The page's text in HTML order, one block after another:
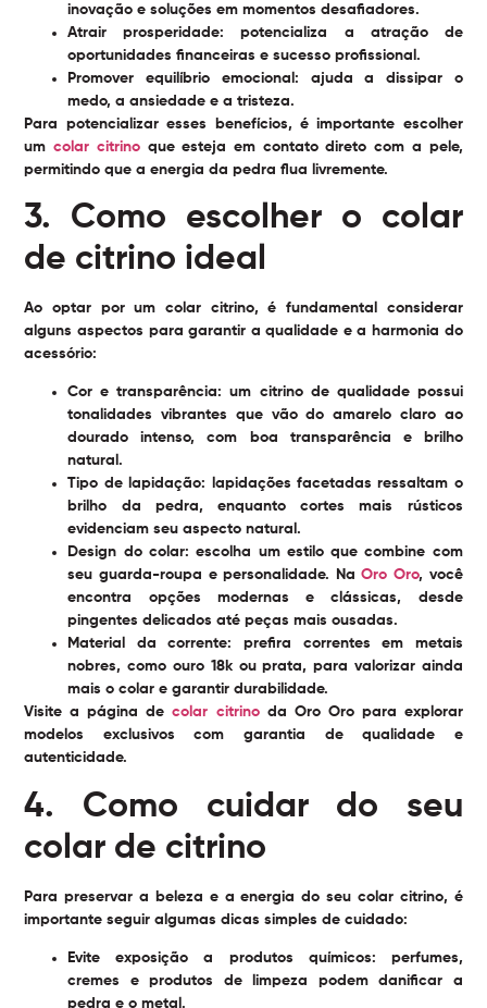
inovação e soluções em momentos desafiadores.
Atrair prosperidade:
potencializa a atração de
oportunidades financeiras e sucesso profissional.
Promover equilíbrio emocional: ajuda a dissipar o
medo, a ansiedade e a tristeza.
Para potencializar esses benefícios, é importante escolher
umcolar citrinoque esteja em contato direto com a pele,
permitindo que a energia da pedra flua livremente.
3. Como escolher o colar
de citrino ideal
Ao optar por um colar citrino, é fundamental considerar
alguns aspectos para garantir a qualidade e a harmonia do
acessório:
Cor e transparência: um citrino de qualidade possui
tonalidades vibrantes que vão do amarelo claro ao
dourado intenso, com boa transparência e brilho
natural.
Tipo de lapidação: lapidações facetadas ressaltam o
brilho da pedra, enquanto cortes mais rústicos
evidenciam seu aspecto natural.
Design do colar: escolha um estilo que combine com
seu guarda-roupa e personalidade. NaOro Oro, você
encontra opções modernas e clássicas, desde
pingentes delicados até peças mais ousadas.
Material da corrente:
prefira correntes em metais
nobres, como ouro 18k ou prata, para valorizar ainda
mais o colar e garantir durabilidade.
Visite a página decolar citrinoda Oro Oro para explorar
modelos exclusivos com garantia de qualidade e
autenticidade.
4. Como cuidar do seu
colar de citrino
Para preservar a beleza e a energia do seu colar citrino, é
importante seguir algumas dicas simples de cuidado:
Evite exposição a produtos químicos: perfumes,
cremes e produtos de limpeza podem danificar a
pedra e o metal.